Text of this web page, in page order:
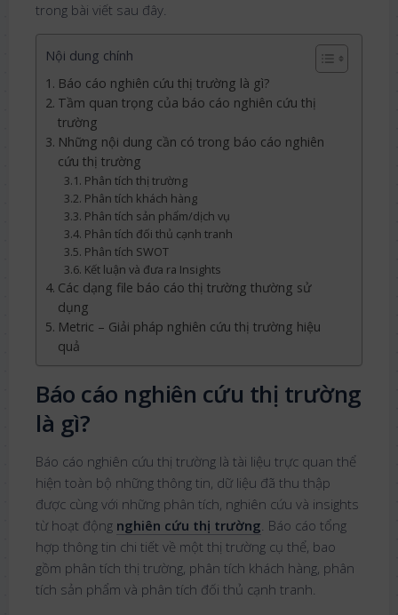
trong bài viết sau đây.
Nội dung chính
Báo cáo nghiên cứu thị trường là gì?
Tầm quan trọng của báo cáo nghiên cứu thị
trường
Những nội dung cần có trong báo cáo nghiên
cứu thị trường
Phân tích thị trường
Phân tích khách hàng
Phân tích sản phẩm/dịch vụ
Phân tích đối thủ cạnh tranh
Phân tích SWOT
Kết luận và đưa ra Insights
Các dạng file báo cáo thị trường thường sử
dụng
Metric – Giải pháp nghiên cứu thị trường hiệu
quả
Báo cáo nghiên cứu thị trường
là gì?
Báo cáo nghiên cứu thị trường là tài liệu trực quan thể
hiện toàn bộ những thông tin, dữ liệu đã thu thập
được cùng với những phân tích, nghiên cứu và insights
từ hoạt động nghiên cứu thị trường. Báo cáo tổng
hợp thông tin chi tiết về một thị trường cụ thể, bao
gồm phân tích thị trường, phân tích khách hàng, phân
tích sản phẩm và phân tích đối thủ cạnh tranh.